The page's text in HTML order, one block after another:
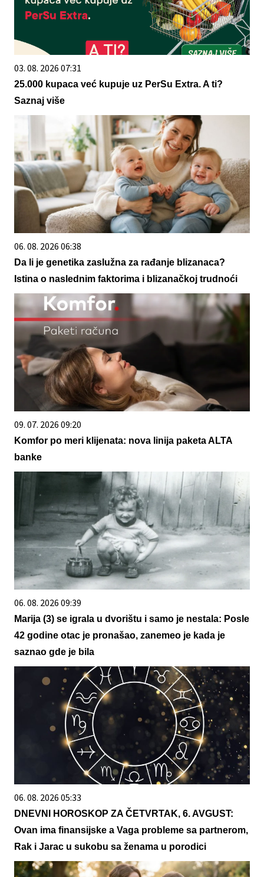
03. 08. 2026 07:31
25.000 kupaca već kupuje uz PerSu Extra. A ti?
Saznaj više
06. 08. 2026 06:38
Da li je genetika zaslužna za rađanje blizanaca?
Istina o naslednim faktorima i blizanačkoj trudnoći
09. 07. 2026 09:20
Komfor po meri klijenata: nova linija paketa ALTA
banke
06. 08. 2026 09:39
Marija (3) se igrala u dvorištu i samo je nestala: Posle
42 godine otac je pronašao, zanemeo je kada je
saznao gde je bila
06. 08. 2026 05:33
DNEVNI HOROSKOP ZA ČETVRTAK, 6. AVGUST:
Ovan ima finansijske a Vaga probleme sa partnerom,
Rak i Jarac u sukobu sa ženama u porodici